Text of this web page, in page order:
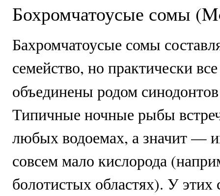
Бохромчатоусые сомы
Бахромчатоусые сомы
семейство, но практически
объединены родом
Типичные ночные рыбы
любых водоемах, а значит —
совсем мало кислорода
болотистых областях). У этих